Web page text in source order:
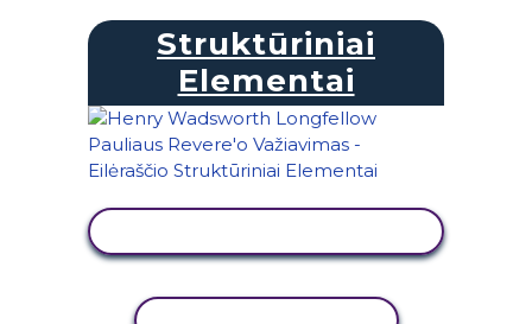
Struktūriniai
Elementai